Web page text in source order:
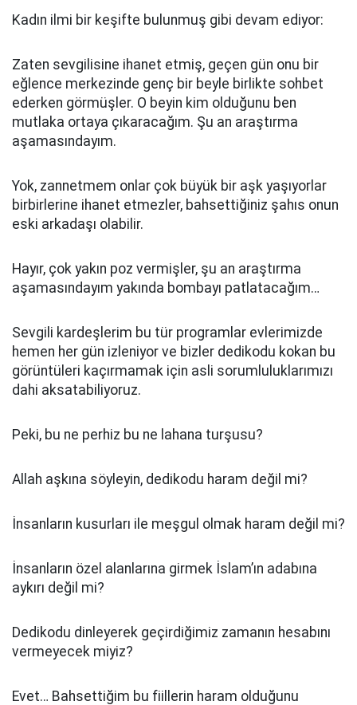
Kadın ilmi bir keşifte bulunmuş gibi devam ediyor:
Zaten sevgilisine ihanet etmiş, geçen gün onu bir
eğlence merkezinde genç bir beyle birlikte sohbet
ederken görmüşler. O beyin kim olduğunu ben
mutlaka ortaya çıkaracağım. Şu an araştırma
aşamasındayım.
Yok, zannetmem onlar çok büyük bir aşk yaşıyorlar
birbirlerine ihanet etmezler, bahsettiğiniz şahıs onun
eski arkadaşı olabilir.
Hayır, çok yakın poz vermişler, şu an araştırma
aşamasındayım yakında bombayı patlatacağım…
Sevgili kardeşlerim bu tür programlar evlerimizde
hemen her gün izleniyor ve bizler dedikodu kokan bu
görüntüleri kaçırmamak için asli sorumluluklarımızı
dahi aksatabiliyoruz.
Peki, bu ne perhiz bu ne lahana turşusu?
Allah aşkına söyleyin, dedikodu haram değil mi?
İnsanların kusurları ile meşgul olmak haram değil mi?
İnsanların özel alanlarına girmek İslam’ın adabına
aykırı değil mi?
Dedikodu dinleyerek geçirdiğimiz zamanın hesabını
vermeyecek miyiz?
Evet… Bahsettiğim bu fiillerin haram olduğunu